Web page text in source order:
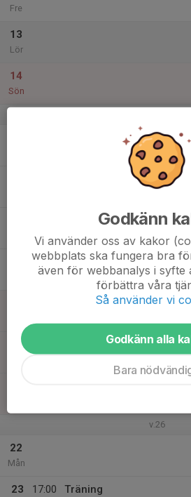
Fre
13
Lör
14
Sön
17:00
18:30
Träning
Sannarps IP plan 16
20
v.26
22
Mån
23
17:00
Träning
Godkänn
Vi använder oss av kakor
webbplats ska fungera bra
även för webbanalys i syfte
förbättra våra
Så använder vi
Godkänn alla
Bara